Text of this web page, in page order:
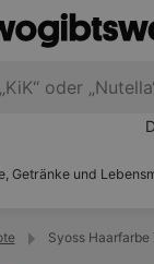
Getränke und
Syoss Haarfarbe